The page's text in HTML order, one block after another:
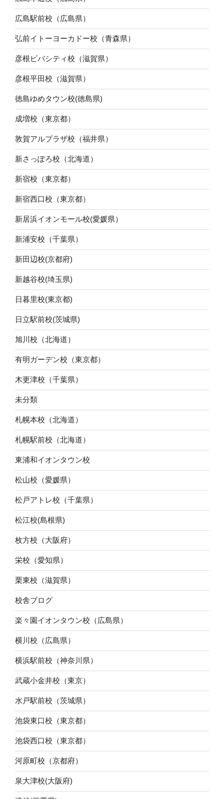
広島駅前校（広島県）
弘前イトーヨーカドー校（青森県）
彦根ビバシティ校（滋賀県）
彦根平田校（滋賀県）
徳島ゆめタウン校(徳島県)
成増校（東京都）
敦賀アルプラザ校（福井県）
新さっぽろ校（北海道）
新宿校（東京都）
新宿西口校（東京都）
新居浜イオンモール校(愛媛県）
新浦安校（千葉県）
新田辺校(京都府)
新越谷校(埼玉県)
日暮里校(東京都)
日立駅前校(茨城県)
旭川校（北海道）
有明ガーデン校（東京都）
木更津校（千葉県）
未分類
札幌本校（北海道）
札幌駅前校（北海道）
東浦和イオンタウン校
松山校（愛媛県）
松戸アトレ校（千葉県）
松江校(島根県)
枚方校（大阪府）
栄校（愛知県）
栗東校（滋賀県）
校舎ブログ
楽々園イオンタウン校（広島県）
横川校（広島県）
横浜駅前校（神奈川県）
武蔵小金井校（東京）
水戸駅前校（茨城県）
池袋東口校（東京都）
池袋西口校（東京都）
河原町校（京都府）
泉大津校(大阪府)